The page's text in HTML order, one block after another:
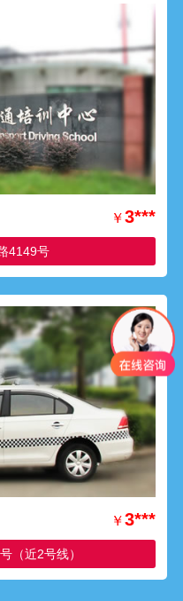
￥3***
4149号
￥3***
（近2号线）